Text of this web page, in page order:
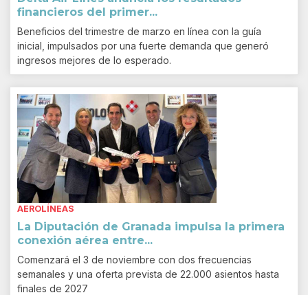
financieros del primer...
Beneficios del trimestre de marzo en línea con la guía
inicial, impulsados por una fuerte demanda que generó
ingresos mejores de lo esperado.
AEROLÍNEAS
La Diputación de Granada impulsa la primera
conexión aérea entre...
Comenzará el 3 de noviembre con dos frecuencias
semanales y una oferta prevista de 22.000 asientos hasta
finales de 2027